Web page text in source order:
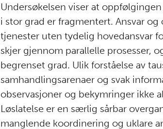
Undersøkelsen viser at
i stor grad er fragmentert. Ansvar
tjenester uten tydelig hovedansvar
skjer gjennom parallelle prosesser,
begrenset grad. Ulik forståelse av
samhandlingsarenaer og svak
observasjoner og bekymringer ikke
Løslatelse er en særlig sårbar
manglende koordinering og uklare